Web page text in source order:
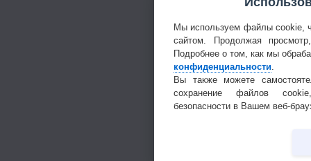
Мы используем файлы cookie,
сайтом. Продолжая
Подробнее о том, как мы
конфиденциальности.
Вы также можете
сохранение файлов
безопасности в Вашем веб-